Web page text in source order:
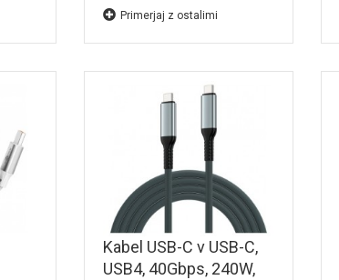
Primerjaj z ostalimi
Kabel USB-C v USB-C,
USB4, 40Gbps, 240W,